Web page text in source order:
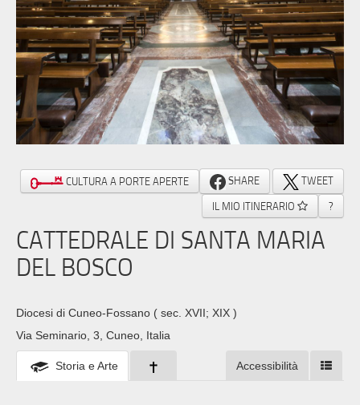
CULTURA A PORTE APERTE SHARE
TWEET
IL MIO ITINERARIO
?
CATTEDRALE DI SANTA MARIA
DEL BOSCO
Diocesi di Cuneo-Fossano ( sec. XVII; XIX )
Via Seminario, 3, Cuneo, Italia ‎
Storia e Arte Accessibilità